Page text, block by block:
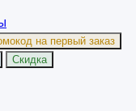
на первый заказ
Скидка